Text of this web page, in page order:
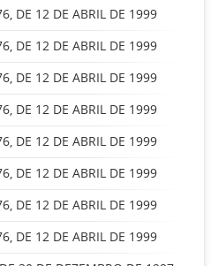
DE 12 DE ABRIL DE 1999
DE 12 DE ABRIL DE 1999
DE 12 DE ABRIL DE 1999
DE 12 DE ABRIL DE 1999
DE 12 DE ABRIL DE 1999
DE 12 DE ABRIL DE 1999
DE 12 DE ABRIL DE 1999
DE 12 DE ABRIL DE 1999